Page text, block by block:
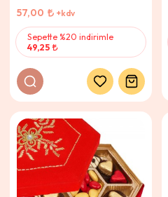
57,00
+kdv
Sepette %20 indirimle
49,25